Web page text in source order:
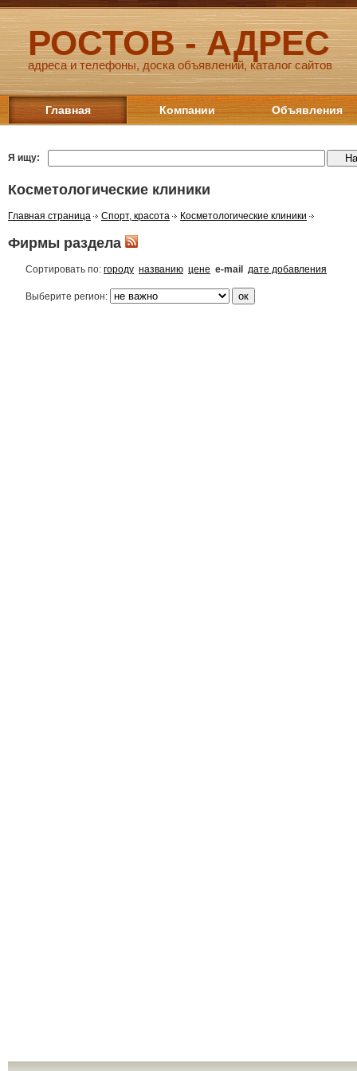
РОСТОВ - АДРЕС
адреса и телефоны, доска объявлений, каталог сайтов
Главная Компании Объявления
Я ищу:
Косметологические клиники
Главная страница Спорт, красота Косметологические клиники
Фирмы раздела
Сортировать по: городу названию цене e-mail дате добавления
Выберите регион: